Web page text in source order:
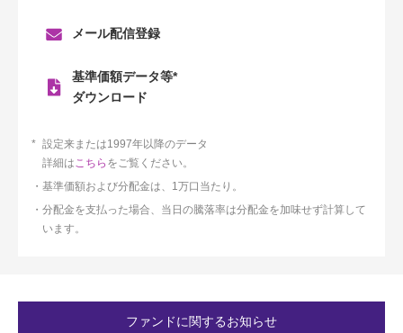
メール配信登録
基準価額データ等*
ダウンロード
設定来または1997年以降のデータ
詳細はこちら をご覧ください。
基準価額および分配金は、1万口当たり。
分配金を支払った場合、当日の騰落率は分配金を加味せず計算して
います。
ファンドに関するお知らせ